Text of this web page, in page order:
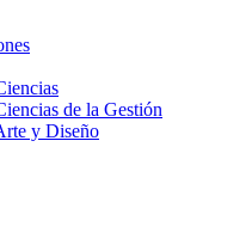
de la Gestión
y Diseño